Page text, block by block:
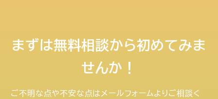
まずは無料相談から初めてみま
せんか！
ご不明な点や不安な点はメールフォームよりご相談く